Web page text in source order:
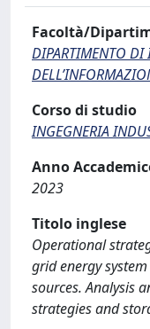
Facoltà/
DIPARTIMENTO DI
Corso di studio
INGEGNERIA
Anno
2023
Titolo inglese
Operational
grid energy
sources. Analysis
strategies and